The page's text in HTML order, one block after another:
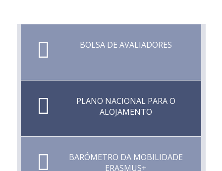
BOLSA DE AVALIADORES
PLANO NACIONAL PARA O
ALOJAMENTO
BARÓMETRO DA MOBILIDADE
ERASMUS+